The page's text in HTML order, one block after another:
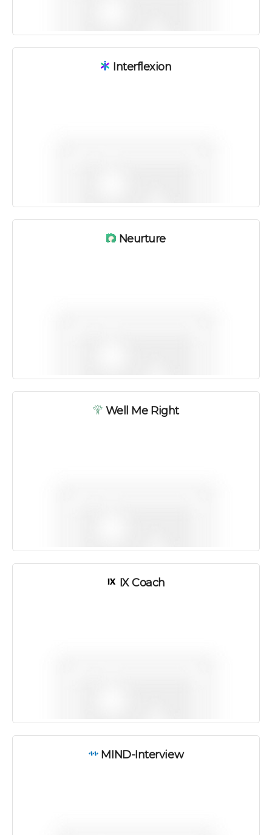
Interflexion
Neurture
Well Me Right
IX Coach
MIND-Interview